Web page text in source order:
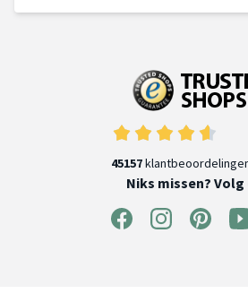
45157
Niks missen? Volg